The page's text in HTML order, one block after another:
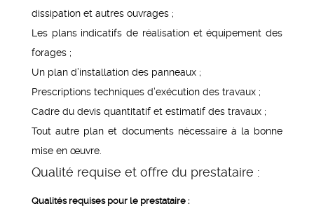
dissipation et autres ouvrages ;
Les plans indicatifs de réalisation et équipement des
forages ;
Un plan d’installation des panneaux ;
Prescriptions techniques d’exécution des travaux ;
Cadre du devis quantitatif et estimatif des travaux ;
Tout autre plan et documents nécessaire à la bonne
mise en œuvre.
Qualité requise et offre du prestataire :
Qualités requises pour le prestataire :